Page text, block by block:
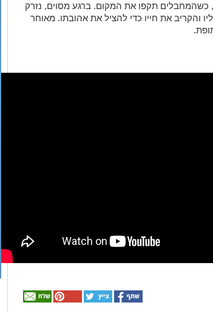
כשהמחבלים תקפו את המקום. ברגע מסוים, נזרק
והקריב את חייו כדי להציל את אהובתו. מאוחר